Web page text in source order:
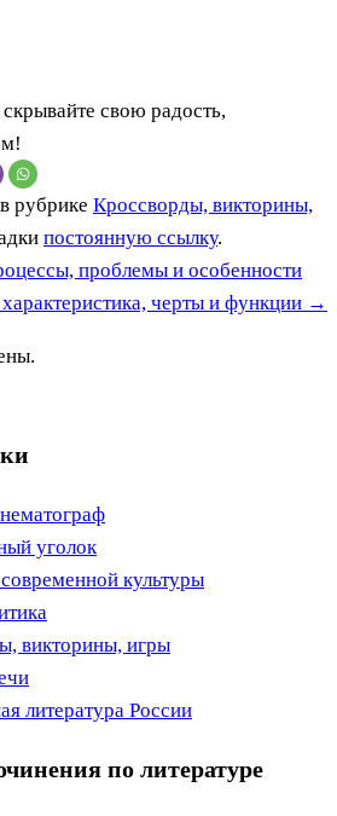
свою радость,
рубрике Кроссворды, викторины,
постоянную ссылку.
проблемы и особенности
черты и функции →
уголок
культуры
викторины, игры
литература России
по литературе